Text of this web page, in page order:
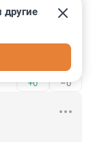
–0
+0 –0
другие